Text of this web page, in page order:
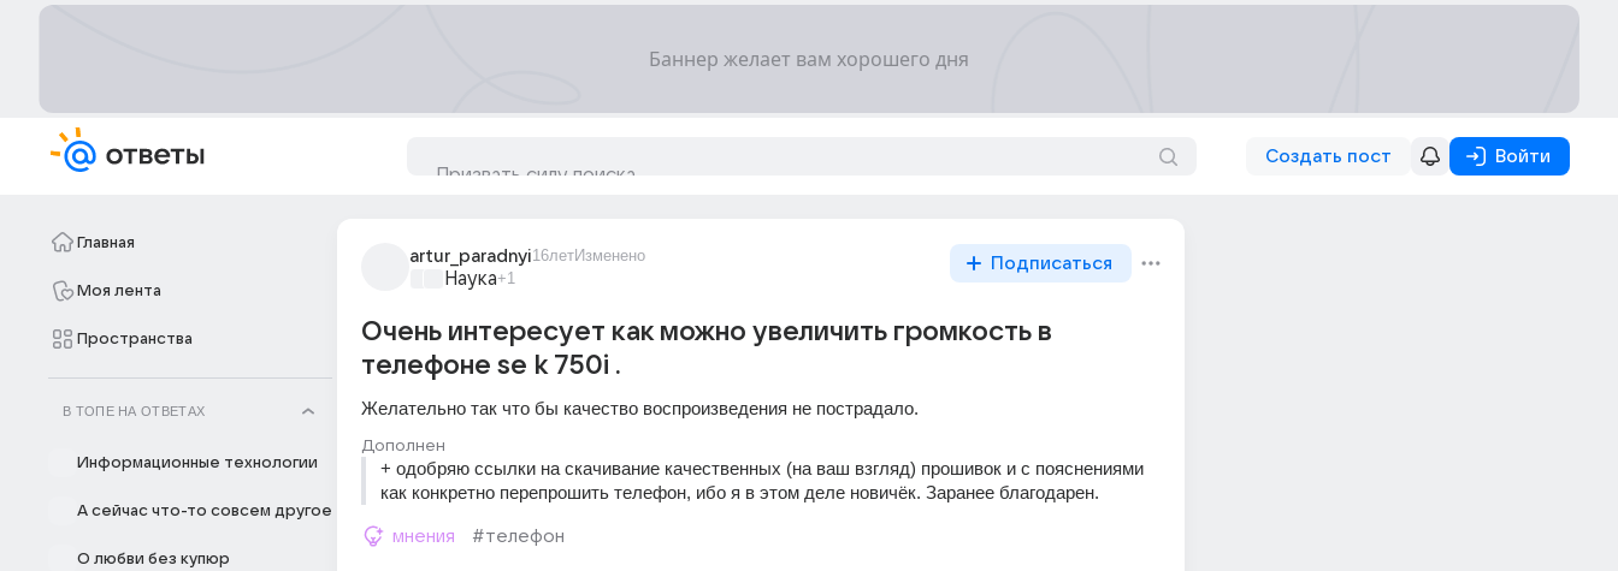
Создать пост Войти
Главная
Моя лента
Пространства
В ТОПЕ НА ОТВЕТАХ
Информационные технологии
А сейчас что-то совсем другое
О любви без купюр
artur_paradnyi16летИзменено
Наука+1
Подписаться
Очень интересует как можно увеличить громкость в
телефоне se k 750i .
Желательно так что бы качество воспроизведения не пострадало.
Дополнен
+ одобряю ссылки на скачивание качественных (на ваш взгляд) прошивок и с пояснениями
как конкретно перепрошить телефон, ибо я в этом деле новичёк. Заранее благодарен.
мнения #телефон